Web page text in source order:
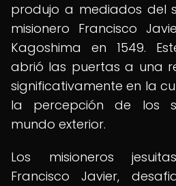
produjo a mediados del
misionero Francisco
Kagoshima en 1549.
abrió las puertas a una
significativamente en la
la percepción de los
mundo exterior.
Los misioneros
Francisco Javier,